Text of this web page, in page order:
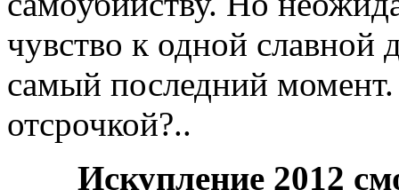
чувство к одной славной
самый последний
отсрочкой?..
Искупление 2012